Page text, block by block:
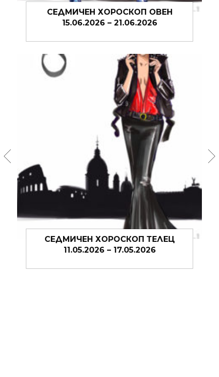
СЕДМИЧЕН ХОРОСКОП ОВЕН
08.06.2026 – 14.06.2026
СЕДМИЧЕН ХОРОСКОП
04.05.2026 – 10.05.2026